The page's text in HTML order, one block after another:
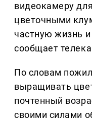
видеокамеру
цветочными
частную жизнь и
сообщает
По словам
выращивать
почтенный
своими силами